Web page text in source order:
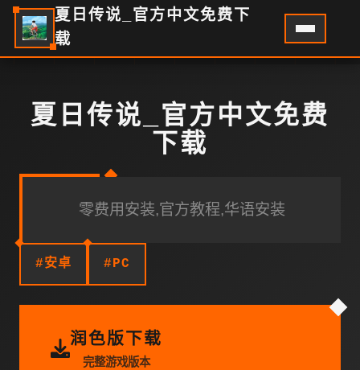
夏日传说_官方中文免费下
载
夏日传说_官方中文免费
下载
零费用安装,官方教程,华语安装
#安卓 #PC
润色版下载
完整游戏版本